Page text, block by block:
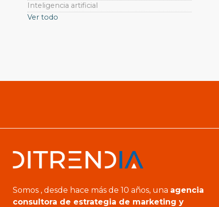
Inteligencia artificial
Ver todo
Somos , desde hace más de 10 años, una agencia
consultora de estrategia de marketing y